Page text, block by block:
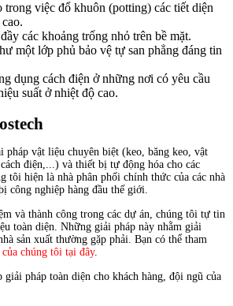
trong việc đổ khuôn (potting) các tiết diện
các khoảng trống nhỏ trên bề mặt.
một lớp phủ bảo vệ tự san phẳng đáng tin
dụng cách điện ở những nơi có yêu cầu
suất ở nhiệt độ cao.
pháp vật liệu chuyên biệt (keo, băng keo, vật
điện,...) và thiết bị tự động hóa cho các
tôi hiện là nhà phân phối chính thức của các nhà
công nghiệp hàng đầu thế giới.
và thành công trong các dự án, chúng tôi tự tin
toàn diện. Những giải pháp này nhằm giải
sản xuất thường gặp phải. Bạn có thể tham
chúng tôi tại đây.
pháp toàn diện cho khách hàng, đội ngũ của